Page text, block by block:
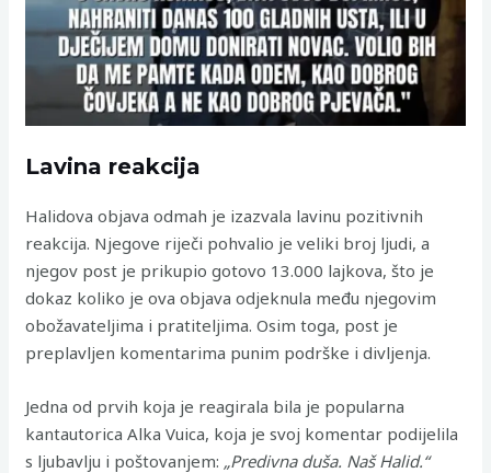
Lavina reakcija
Halidova objava odmah je izazvala lavinu pozitivnih
reakcija. Njegove riječi pohvalio je veliki broj ljudi, a
njegov post je prikupio gotovo 13.000 lajkova, što je
dokaz koliko je ova objava odjeknula među njegovim
obožavateljima i pratiteljima. Osim toga, post je
preplavljen komentarima punim podrške i divljenja.
Jedna od prvih koja je reagirala bila je popularna
kantautorica Alka Vuica, koja je svoj komentar podijelila
s ljubavlju i poštovanjem: „Predivna duša. Naš Halid.“